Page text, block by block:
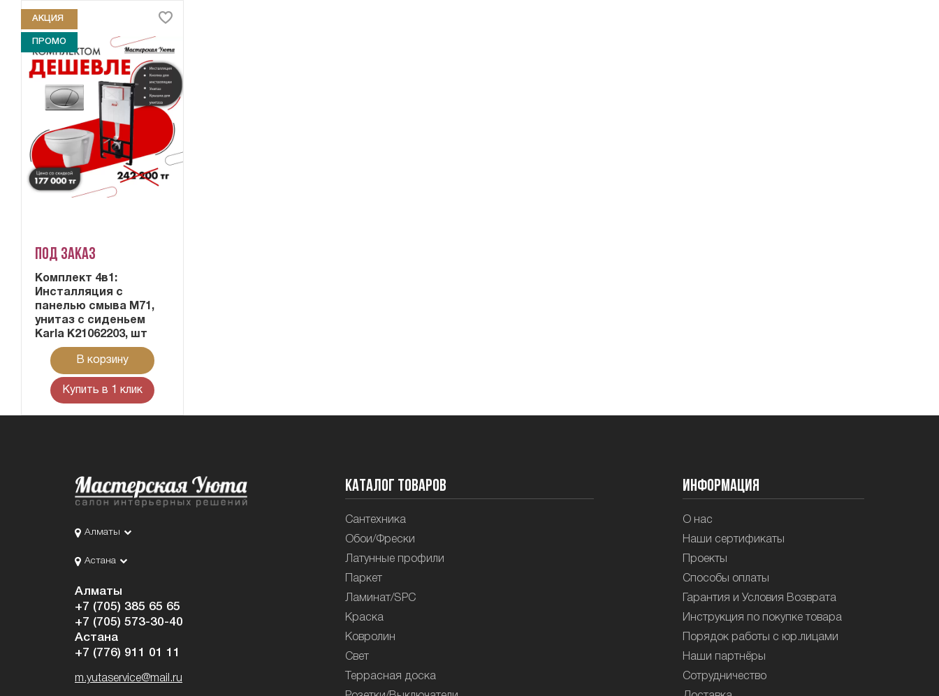
АКЦИЯ
ПРОМО
Под заказ
Комплект 4в1:
Инсталляция с
панелью смыва M71,
унитаз с сиденьем
Karla K21062203, шт
В корзину
Купить в 1 клик
Алматы
Астана
Алматы
+7 (705) 385 65 65
+7 (705) 573-30-40
Астана
+7 (776) 911 01 11
m.yutaservice@mail.ru
Каталог товаров
Сантехника
Обои/Фрески
Латунные профили
Паркет
Ламинат/SPC
Краска
Ковролин
Свет
Террасная доска
Информация
О нас
Наши сертификаты
Проекты
Способы оплаты
Гарантия и Условия Возврата
Инструкция по покупке товара
Порядок работы с юр.лицами
Наши партнёры
Сотрудничество